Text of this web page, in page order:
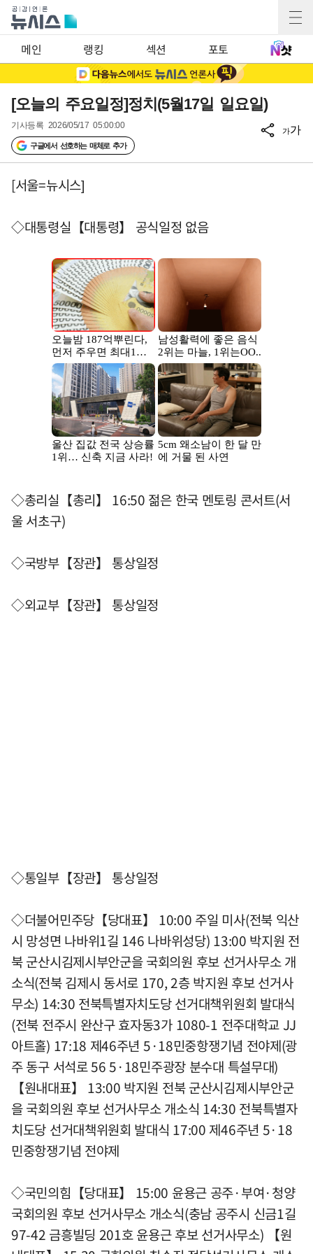
메인 랭킹 섹션 포토
[오늘의 주요일정]정치(5월17일 일요일)
기사등록 2026/05/17 05:00:00
구글에서 선호하는 매체로 추가
가가
[서울=뉴시스]
◇대통령실【대통령】 공식일정 없음
◇총리실【총리】 16:50 젊은 한국 멘토링 콘서트(서
울 서초구)
◇국방부【장관】 통상일정
◇외교부【장관】 통상일정
◇통일부【장관】 통상일정
◇더불어민주당【당대표】 10:00 주일 미사(전북 익산
시 망성면 나바위1길 146 나바위성당) 13:00 박지원 전
북 군산시김제시부안군을 국회의원 후보 선거사무소 개
소식(전북 김제시 동서로 170, 2층 박지원 후보 선거사
무소) 14:30 전북특별자치도당 선거대책위원회 발대식
(전북 전주시 완산구 효자동3가 1080-1 전주대학교 JJ
아트홀) 17:18 제46주년 5·18민중항쟁기념 전야제(광
주 동구 서석로 56 5·18민주광장 분수대 특설무대)
【원내대표】 13:00 박지원 전북 군산시김제시부안군
을 국회의원 후보 선거사무소 개소식 14:30 전북특별자
치도당 선거대책위원회 발대식 17:00 제46주년 5·18
민중항쟁기념 전야제
◇국민의힘【당대표】 15:00 윤용근 공주·부여·청양
국회의원 후보 선거사무소 개소식(충남 공주시 신금1길
97-42 금흥빌딩 201호 윤용근 후보 선거사무소) 【원